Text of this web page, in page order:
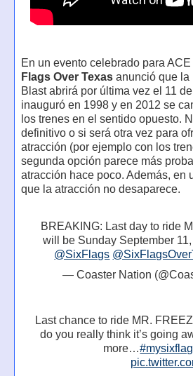
En un evento celebrado para
Flags Over Texasanunció que la
Blast abrirá por última vez el 11
inauguró en 1998 y en 2012 se
los trenes en el sentido opuesto.
definitivo o si será otra vez para
atracción (por ejemplo con los
segunda opción parece más
atracción hace poco. Además, en
que la atracción no desaparece.
BREAKING: Last day to ride
will be Sunday September
@SixFlags
— Coaster Nation
Last chance to ride MR.
do you really think it’s going
more…